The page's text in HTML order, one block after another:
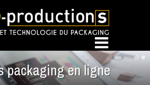
packaging en ligne